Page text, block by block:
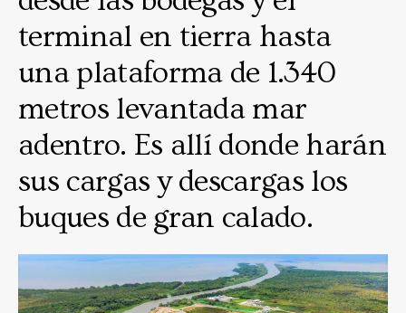
terminal en tierra hasta
una plataforma de 1.340
metros levantada mar
adentro. Es allí donde harán
sus cargas y descargas los
buques de gran calado.